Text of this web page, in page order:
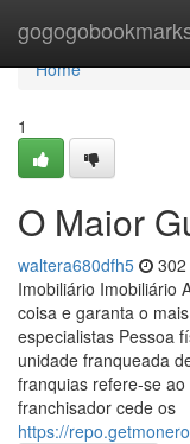
Home
Home
1
O Maior
waltera680dfh5
Imobiliário Imobiliário
coisa e garanta o
especialistas Pessoa
unidade franqueada
franquias refere-se
franchisador cede os
https://